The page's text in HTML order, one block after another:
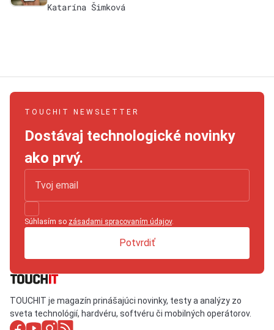
Katarína Šimková
TOUCHIT NEWSLETTER
Dostávaj technologické novinky
ako prvý.
Súhlasím so zásadami spracovaním údajov.
Potvrdiť
TOUCHIT je magazín prinášajúci novinky, testy a analýzy zo
sveta technológií, hardvéru, softvéru či mobilných operátorov.